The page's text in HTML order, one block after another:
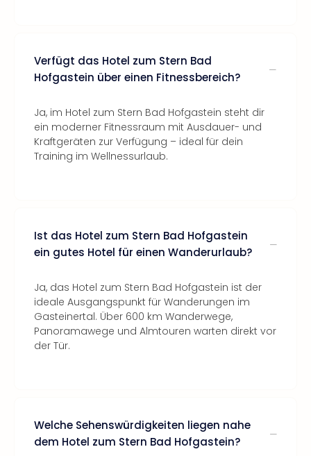
Verfügt das Hotel zum Stern Bad
Hofgastein über einen Fitnessbereich?
Ja, im Hotel zum Stern Bad Hofgastein steht dir
ein moderner Fitnessraum mit Ausdauer- und
Kraftgeräten zur Verfügung – ideal für dein
Training im Wellnessurlaub.
Ist das Hotel zum Stern Bad Hofgastein
ein gutes Hotel für einen Wanderurlaub?
Ja, das Hotel zum Stern Bad Hofgastein ist der
ideale Ausgangspunkt für Wanderungen im
Gasteinertal. Über 600 km Wanderwege,
Panoramawege und Almtouren warten direkt vor
der Tür.
Welche Sehenswürdigkeiten liegen nahe
dem Hotel zum Stern Bad Hofgastein?